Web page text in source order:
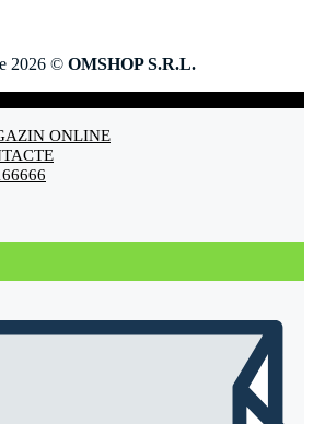
2026 © OMSHOP S.R.L.
ONLINE